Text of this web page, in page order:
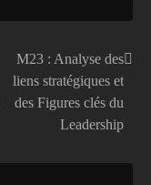
M23 : Analyse des
liens stratégiques et
des Figures clés du
Leadership